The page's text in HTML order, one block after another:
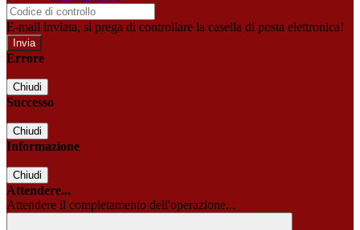
E-mail inviata, si prega di controllare la casella di posta elettronica!
Errore
Chiudi
Successo
Chiudi
Informazione
Chiudi
Attendere...
Attendere il completamento dell'operazione...